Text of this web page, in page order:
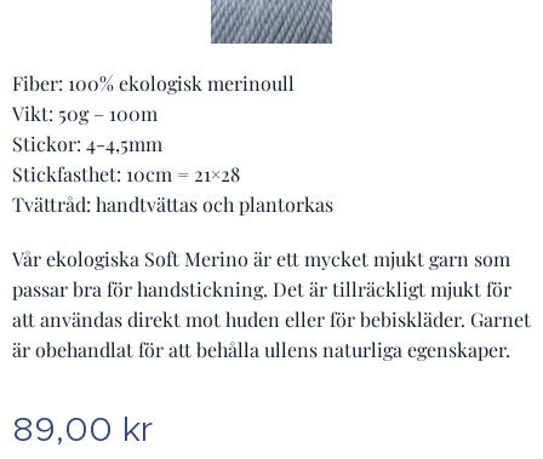
Fiber: 100% ekologisk merinoull
Vikt: 50g – 100m
Stickor: 4-4,5mm
Stickfasthet: 10cm = 21×28
Tvättråd: handtvättas och plantorkas
Vår ekologiska Soft Merino är ett mycket mjukt garn som
passar bra för handstickning. Det är tillräckligt mjukt för
att användas direkt mot huden eller för bebiskläder. Garnet
är obehandlat för att behålla ullens naturliga egenskaper.
89,00 kr